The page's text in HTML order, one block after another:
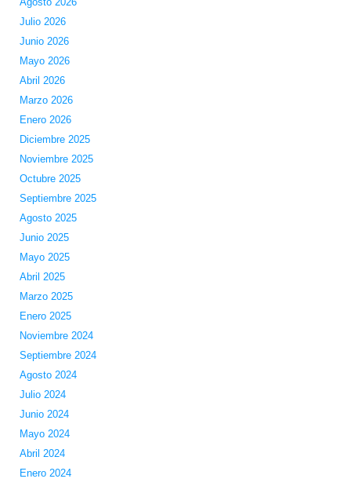
Julio 2026
Junio 2026
Mayo 2026
Abril 2026
Marzo 2026
Enero 2026
Diciembre 2025
Noviembre 2025
Octubre 2025
Septiembre 2025
Agosto 2025
Junio 2025
Mayo 2025
Abril 2025
Marzo 2025
Enero 2025
Noviembre 2024
Septiembre 2024
Agosto 2024
Julio 2024
Junio 2024
Mayo 2024
Abril 2024
Enero 2024